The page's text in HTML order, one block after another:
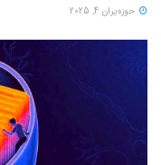
حوزه‌یران 4, 2025